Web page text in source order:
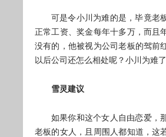
可是令小川为难的是，毕竟老
正常工资、奖金每年十多万，而且
没有的，他被视为公司老板的驾前
以后公司还怎么相处呢？小川为难
雪灵建议
如果你和这个女人自由恋爱，
老板的女人，且周围人都知道，这